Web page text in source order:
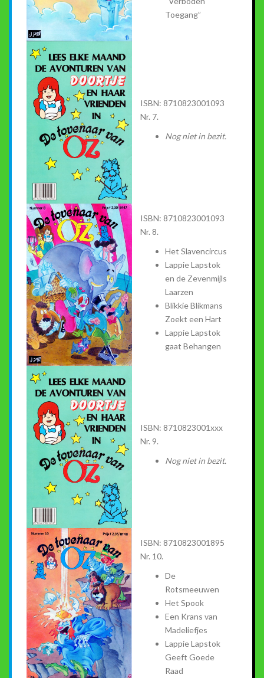
Toegang”
ISBN: 8710823001093
Nr. 7.
Nog niet in bezit.
ISBN: 8710823001093
Nr. 8.
Het Slavencircus
Lappie Lapstok
en de Zevenmijls
Laarzen
Blikkie Blikmans
Zoekt een Hart
Lappie Lapstok
gaat Behangen
ISBN: 8710823001xxx
Nr. 9.
Nog niet in bezit.
ISBN: 8710823001895
Nr. 10.
De
Rotsmeeuwen
Het Spook
Een Krans van
Madeliefjes
Lappie Lapstok
Geeft Goede
Raad